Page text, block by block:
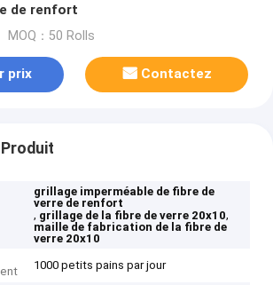
de renfort
MOQ：50 Rolls
prix Contactez
grillage imperméable de fibre de
verre de renfort
, grillage de la fibre de verre 20x10,
maille de fabrication de la fibre de
verre 20x10
1000 petits pains par jour